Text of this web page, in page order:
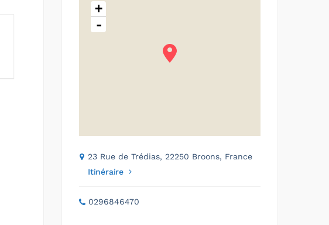
+
-
23 Rue de Trédias, 22250 Broons, France
Itinéraire
0296846470